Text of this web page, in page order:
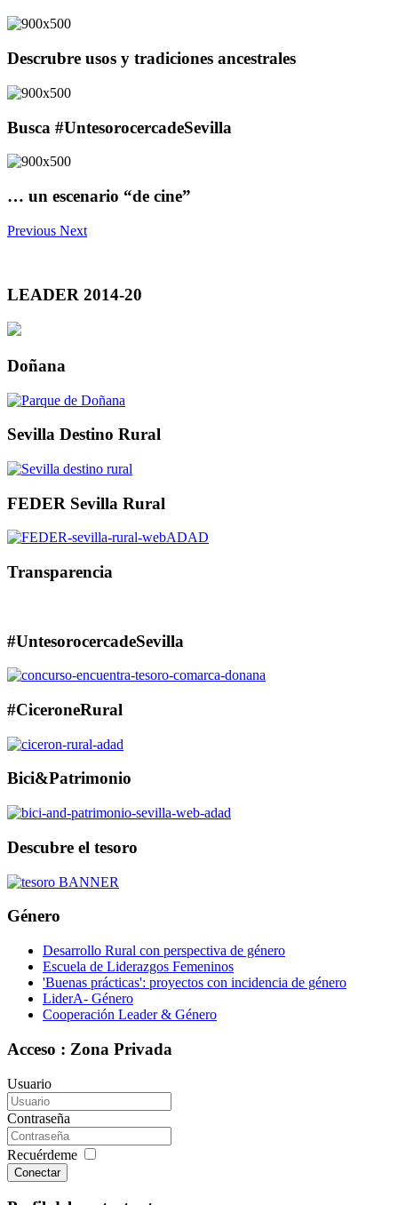
Descrubre usos y tradiciones ancestrales
Busca #UntesorocercadeSevilla
… un escenario “de cine”
Previous Next
LEADER 2014-20
Doñana
Sevilla Destino Rural
FEDER Sevilla Rural
Transparencia
#UntesorocercadeSevilla
#CiceroneRural
Bici&Patrimonio
Descubre el tesoro
Género
Desarrollo Rural con perspectiva de género
Escuela de Liderazgos Femeninos
'Buenas prácticas': proyectos con incidencia de género
LiderA- Género
Cooperación Leader & Género
Acceso : Zona Privada
Usuario
Contraseña
Recuérdeme
Conectar